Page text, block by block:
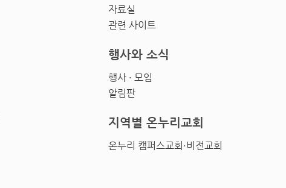
자료실
관련 사이트
행사와 소식
행사 · 모임
알림판
지역별 온누리교회
온누리 캠퍼스교회·비전교회